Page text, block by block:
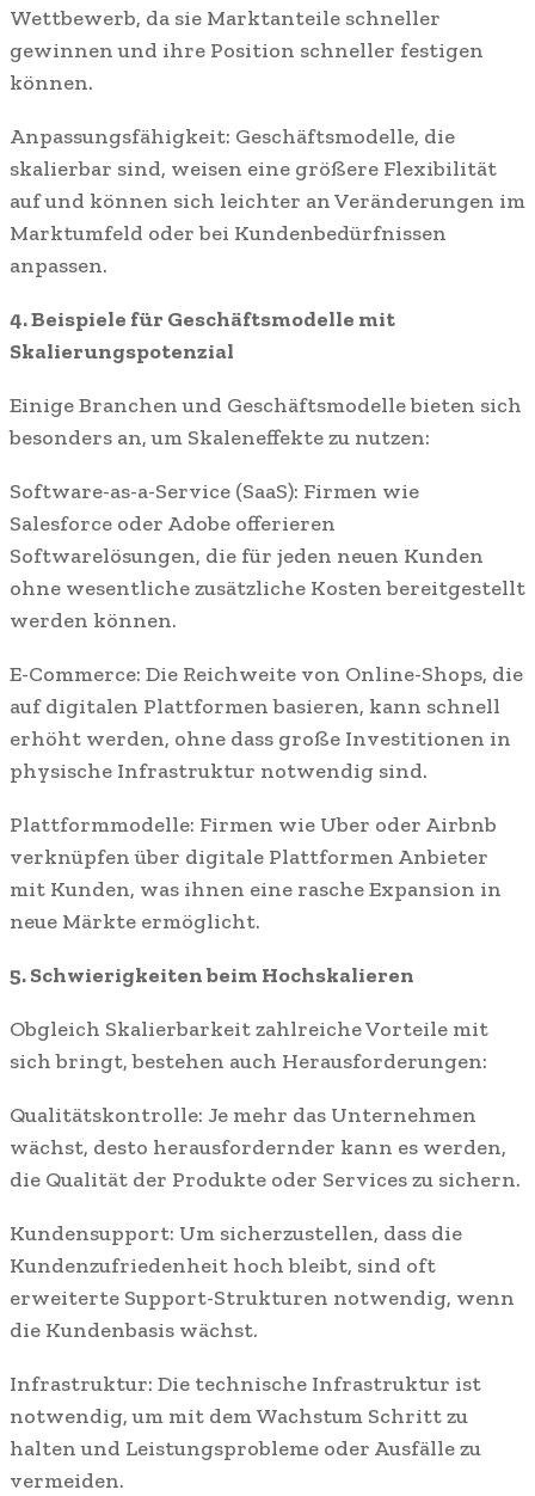
Wettbewerb, da sie Marktanteile schneller
gewinnen und ihre Position schneller festigen
können.
Anpassungsfähigkeit: Geschäftsmodelle, die
skalierbar sind, weisen eine größere Flexibilität
auf und können sich leichter an Veränderungen im
Marktumfeld oder bei Kundenbedürfnissen
anpassen.
4. Beispiele für Geschäftsmodelle mit
Skalierungspotenzial
Einige Branchen und Geschäftsmodelle bieten sich
besonders an, um Skaleneffekte zu nutzen:
Software-as-a-Service (SaaS): Firmen wie
Salesforce oder Adobe offerieren
Softwarelösungen, die für jeden neuen Kunden
ohne wesentliche zusätzliche Kosten bereitgestellt
werden können.
E-Commerce: Die Reichweite von Online-Shops, die
auf digitalen Plattformen basieren, kann schnell
erhöht werden, ohne dass große Investitionen in
physische Infrastruktur notwendig sind.
Plattformmodelle: Firmen wie Uber oder Airbnb
verknüpfen über digitale Plattformen Anbieter
mit Kunden, was ihnen eine rasche Expansion in
neue Märkte ermöglicht.
5. Schwierigkeiten beim Hochskalieren
Obgleich Skalierbarkeit zahlreiche Vorteile mit
sich bringt, bestehen auch Herausforderungen:
Qualitätskontrolle: Je mehr das Unternehmen
wächst, desto herausfordernder kann es werden,
die Qualität der Produkte oder Services zu sichern.
Kundensupport: Um sicherzustellen, dass die
Kundenzufriedenheit hoch bleibt, sind oft
erweiterte Support-Strukturen notwendig, wenn
die Kundenbasis wächst.
Infrastruktur: Die technische Infrastruktur ist
notwendig, um mit dem Wachstum Schritt zu
halten und Leistungsprobleme oder Ausfälle zu
vermeiden.